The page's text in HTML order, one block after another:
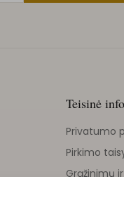
Teisinė
Privatumo
Pirkimo
Grąžinimų